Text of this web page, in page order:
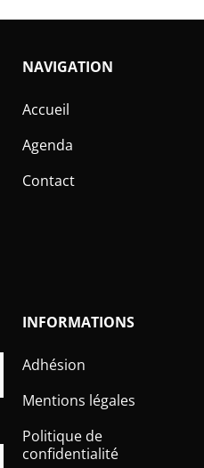
NAVIGATION
Accueil
Agenda
Contact
INFORMATIONS
Adhésion
Mentions légales
Politique de
confidentialité